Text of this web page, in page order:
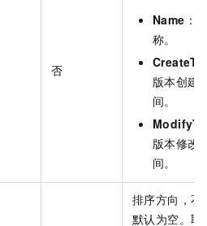
否
Name ：
称。
版本创建
间。
版本修改
间。
排序方向，不
默认为空。取